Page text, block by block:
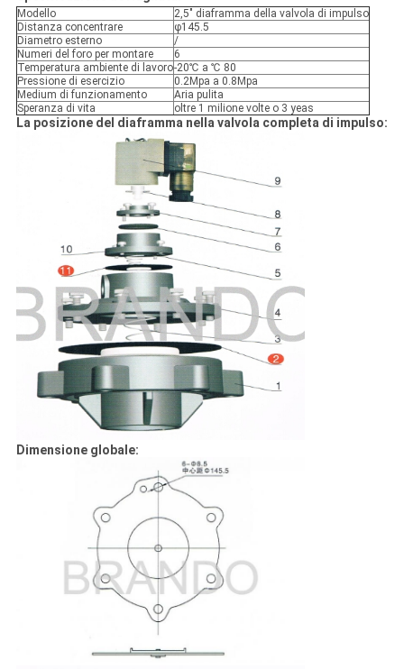
Modello
2,5" diaframma della valvola di impulso
Distanza concentrare
φ145.5
Diametro esterno
/
Numeri del foro per montare
6
Temperatura ambiente di lavoro-20℃ a ℃ 80
Pressione di esercizio
0.2Mpa a 0.8Mpa
Medium di funzionamento
Aria pulita
Speranza di vita
oltre 1 milione volte o 3 yeas
La posizione del diaframma nella valvola completa di impulso:
Dimensione globale: